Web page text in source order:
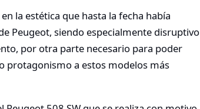
la estética que hasta la fecha había
Peugeot, siendo especialmente disruptivo
por otra parte necesario para poder
protagonismo a estos modelos más